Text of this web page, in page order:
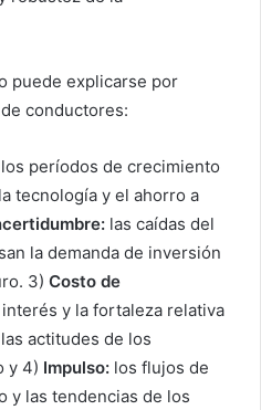
puede explicarse por
conductores:
los períodos de crecimiento
tecnología y el ahorro a
las caídas del
la demanda de inversión
3) Costo de
interés y la fortaleza relativa
actitudes de los
y 4) Impulso: los flujos de
y las tendencias de los